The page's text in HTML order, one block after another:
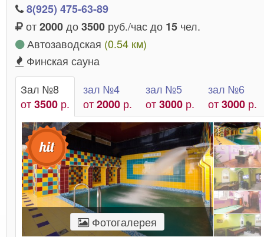
8(925) 475-63-89
от2000до3500 руб./час до 15 чел.
Автозаводская (0.54 км)
Финская сауна
Зал №8
от3500 р.
зал №4
от2000 р.
зал №5
от3000 р.
зал №6
от3000 р.
Фотогалерея